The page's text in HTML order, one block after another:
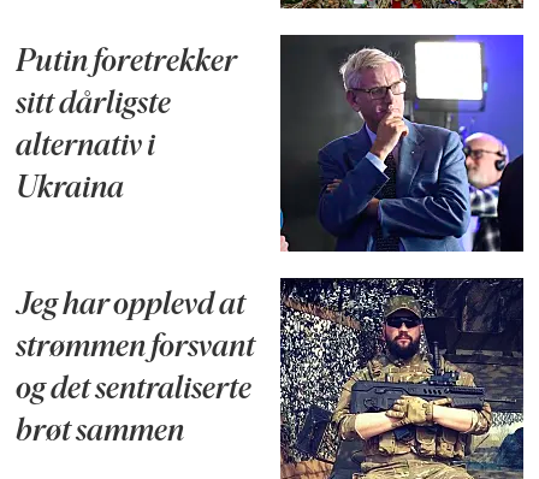
Putin foretrekker
sitt dårligste
alternativ i
Ukraina
Jeg har opplevd at
strømmen forsvant
og det sentraliserte
brøt sammen